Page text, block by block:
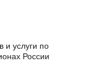
и услуги по
России